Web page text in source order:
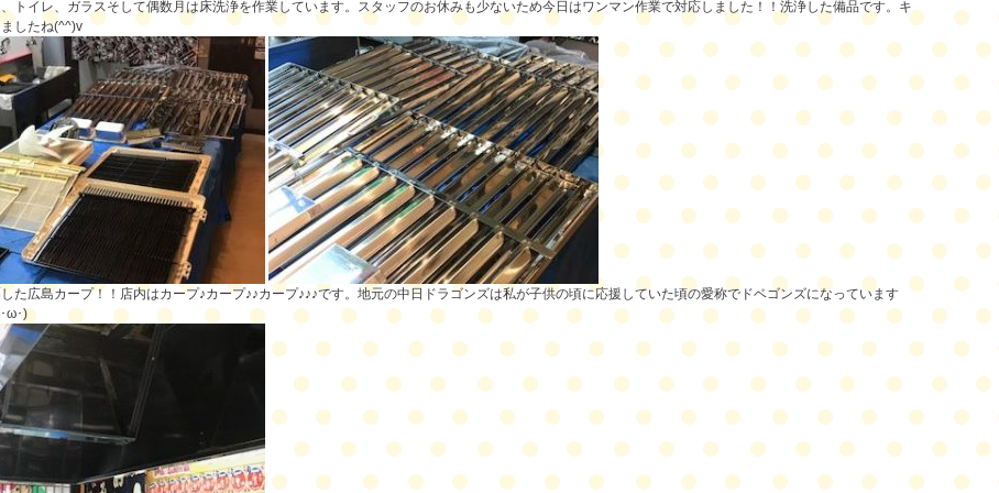
トイレ、ガラスそして偶数月は床洗浄を作業しています。スタッフのお休みも少ないため今日はワンマン作業で対応しました！！洗浄した備品です。キ
したね(^^)v
た広島カープ！！店内はカープ♪カープ♪♪カープ♪♪♪です。地元の中日ドラゴンズは私が子供の頃に応援していた頃の愛称でドベゴンズになっています
ω･)